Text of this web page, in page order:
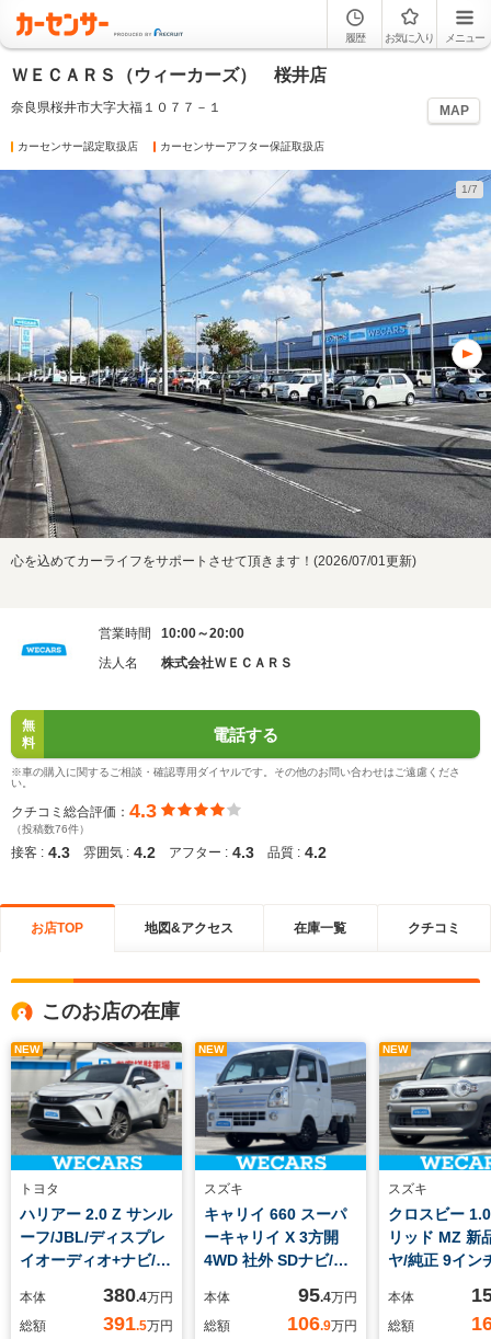
履歴 お気に入り メニュー
ＷＥＣＡＲＳ（ウィーカーズ） 桜井店
奈良県桜井市大字大福１０７７－１ MAP
カーセンサー認定取扱店 カーセンサーアフター保証取扱店
1/7
心を込めてカーライフをサポートさせて頂きます！(2026/07/01更新)
営業時間
10:00～20:00
法人名
株式会社ＷＥＣＡＲＳ
無
料
電話する
※車の購入に関するご相談・確認専用ダイヤルです。その他のお問い合わせはご遠慮くださ
い。
クチコミ総合評価： 4.3
（投稿数76件）
接客 : 4.3 雰囲気 : 4.2 アフター : 4.3 品質 : 4.2
お店TOP 地図&アクセス 在庫一覧 クチコミ
このお店の在庫
NEW
トヨタ
ハリアー 2.0 Z サンル
ーフ/JBL/ディスプレ
イオーディオ+ナビ/デ
ー/衝突安全装置/パノ
ラミックビューモニタ
本体 380.4万円
総額
391.5万円
NEW
スズキ
キャリイ 660 スーパ
ーキャリイ X 3方開
4WD 社外 SDナビ/ヘ
付ABS/ワンセグTV/エ
アバッグ 運転席/エア
本体 95.4万円
総額
106.9万円
NEW
スズキ
クロスビー
リッド MZ 新
ヤ/純正 9イン
ト(スズキ)/シ
ター 前席/車
本体
総額